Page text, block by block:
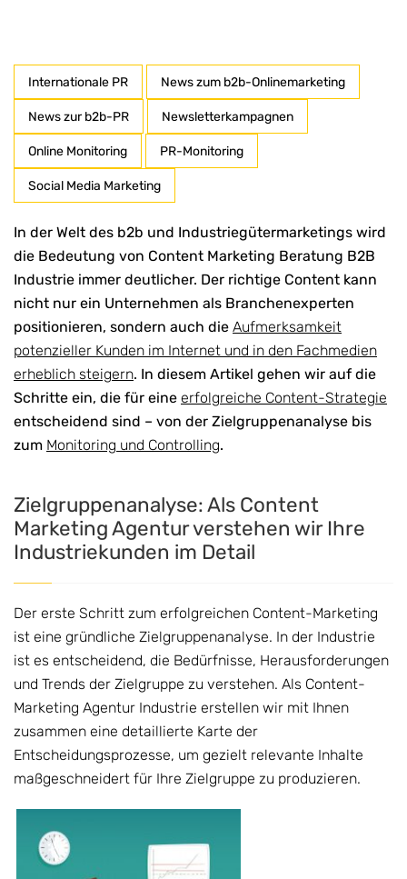
Internationale PR News zum b2b-Onlinemarketing
News zur b2b-PR Newsletterkampagnen
Online Monitoring PR-Monitoring
Social Media Marketing
In der Welt des b2b und Industriegütermarketings wird
die Bedeutung von Content Marketing Beratung B2B
Industrie immer deutlicher. Der richtige Content kann
nicht nur ein Unternehmen als Branchenexperten
positionieren, sondern auch die Aufmerksamkeit
potenzieller Kunden im Internet und in den Fachmedien
erheblich steigern. In diesem Artikel gehen wir auf die
Schritte ein, die für eine erfolgreiche Content-Strategie
entscheidend sind – von der Zielgruppenanalyse bis
zum Monitoring und Controlling.
Zielgruppenanalyse: Als Content
Marketing Agentur verstehen wir Ihre
Industriekunden im Detail
Der erste Schritt zum erfolgreichen Content-Marketing
ist eine gründliche Zielgruppenanalyse. In der Industrie
ist es entscheidend, die Bedürfnisse, Herausforderungen
und Trends der Zielgruppe zu verstehen. Als Content-
Marketing Agentur Industrie erstellen wir mit Ihnen
zusammen eine detaillierte Karte der
Entscheidungsprozesse, um gezielt relevante Inhalte
maßgeschneidert für Ihre Zielgruppe zu produzieren.